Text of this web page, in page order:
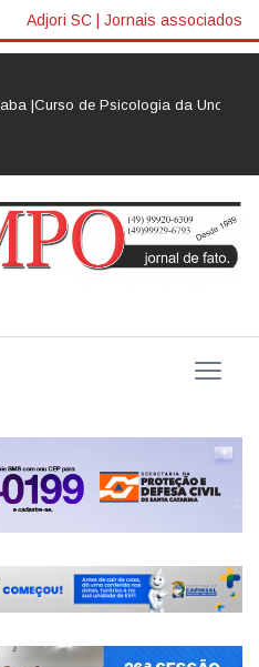
Adjori SC | Jornais associados
Curso de Psicologia da Unoesc